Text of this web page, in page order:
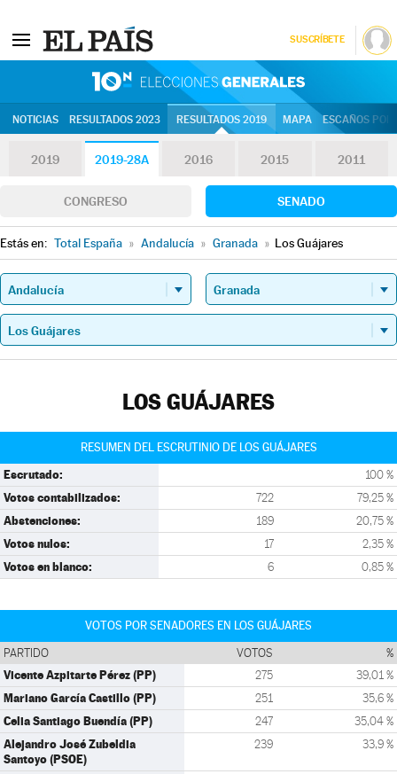
SUSCRÍBETE
NOTICIAS RESULTADOS 2023 RESULTADOS 2019 MAPA ESCAÑOS
2019 2019-28A 2016 2015 2011
CONGRESO SENADO
Estás en: Total España » Andalucía » Granada » Los Guájares
LOS GUÁJARES
RESUMEN DEL ESCRUTINIO DE LOS GUÁJARES
Escrutado: 100 %
Votos contabilizados: 722 79,25 %
Abstenciones: 189 20,75 %
Votos nulos: 17 2,35 %
Votos en blanco: 6 0,85 %
VOTOS POR SENADORES EN LOS GUÁJARES
PARTIDO VOTOS %
Vicente Azpitarte Pérez (PP) 275 39,01 %
Mariano García Castillo (PP) 251 35,6 %
Celia Santiago Buendía (PP) 247 35,04 %
Alejandro José Zubeldia
Santoyo (PSOE)
239 33,9 %